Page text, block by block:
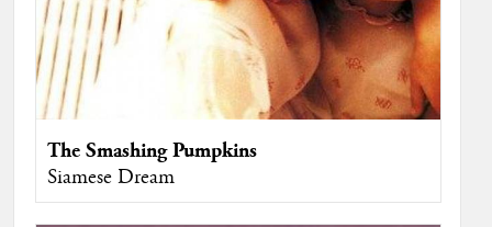
The Smashing Pumpkins
Siamese Dream